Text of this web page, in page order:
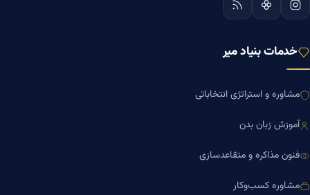
خدمات بنیاد میر
مشاوره و استراتژی انتخاباتی
آموزش زبان بدن
فنون مذاکره و متقاعدسازی
مشاوره کسب‌وکار